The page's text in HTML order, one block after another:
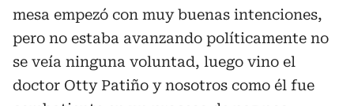
mesa empezó con muy buenas intenciones,
pero no estaba avanzando políticamente no
se veía ninguna voluntad, luego vino el
doctor Otty Patiño y nosotros como él fue